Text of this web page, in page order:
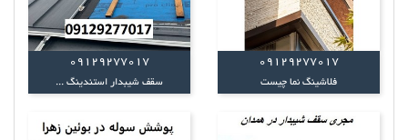
09129277017
فلاشینگ نما چیست
09129277017
سقف شیبدار استندینگ ...